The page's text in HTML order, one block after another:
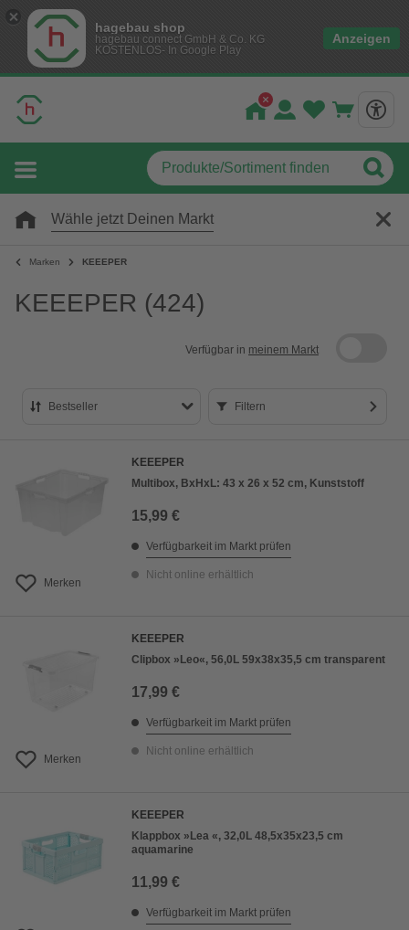
hagebau shop
hagebau connect GmbH & Co. KG
KOSTENLOS- In Google Play
Anzeigen
Wähle jetzt Deinen Markt
Marken KEEEPER
KEEEPER (424)
Verfügbar in meinem Markt
Bestseller
Preis aufsteigend
Preis absteigend
Filtern
Merken
KEEEPER
Multibox, BxHxL: 43 x 26 x 52 cm, Kunststoff
15,99 €
Verfügbarkeit im Markt prüfen
Nicht online erhältlich
Merken
KEEEPER
Clipbox »Leo«, 56,0L 59x38x35,5 cm transparent
17,99 €
Verfügbarkeit im Markt prüfen
Nicht online erhältlich
KEEEPER
Klappbox »Lea «, 32,0L 48,5x35x23,5 cm
aquamarine
11,99 €
Verfügbarkeit im Markt prüfen